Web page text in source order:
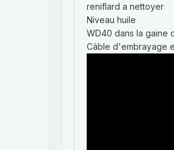
reniflard a nettoyer
Niveau huile
WD40 dans la gaine
Câble d'embrayage